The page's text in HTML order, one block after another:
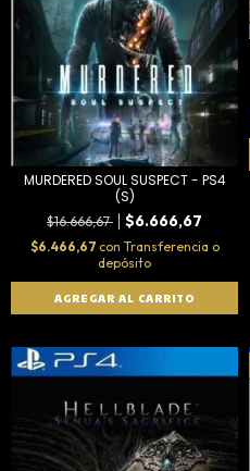
MURDERED SOUL SUSPECT - PS4
(S)
$16.666,67 $6.666,67
$6.466,67 con Transferencia o
depósito